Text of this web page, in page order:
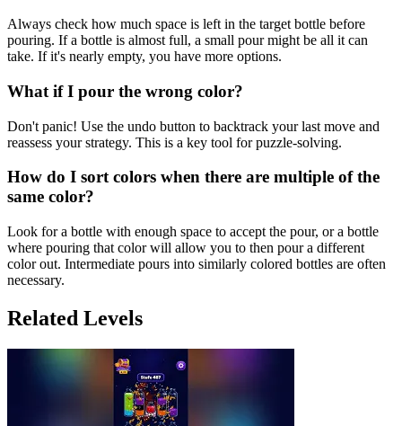
Always check how much space is left in the target bottle before
pouring. If a bottle is almost full, a small pour might be all it can
take. If it's nearly empty, you have more options.
What if I pour the wrong color?
Don't panic! Use the undo button to backtrack your last move and
reassess your strategy. This is a key tool for puzzle-solving.
How do I sort colors when there are multiple of the
same color?
Look for a bottle with enough space to accept the pour, or a bottle
where pouring that color will allow you to then pour a different
color out. Intermediate pours into similarly colored bottles are often
necessary.
Related Levels